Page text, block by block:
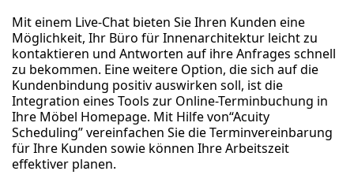
Mit einem Live-Chat bieten Sie Ihren Kunden eine
Möglichkeit, Ihr Büro für Innenarchitektur leicht zu
kontaktieren und Antworten auf ihre Anfrages schnell
zu bekommen. Eine weitere Option, die sich auf die
Kundenbindung positiv auswirken soll, ist die
Integration eines Tools zur Online-Terminbuchung in
Ihre Möbel Homepage. Mit Hilfe von“Acuity
Scheduling” vereinfachen Sie die Terminvereinbarung
für Ihre Kunden sowie können Ihre Arbeitszeit
effektiver planen.